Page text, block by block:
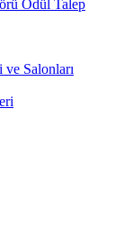
Ödül Talep
Salonları